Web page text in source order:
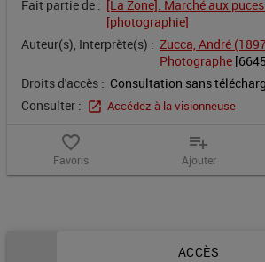
Fait partie de : [La Zone]. Marché aux
[photographie]
Auteur(s), Interprète(s) : Zucca, André
Photographe [6645
Droits d'accès : Consultation sans
Consulter :
Accédez à la visionneuse
favorite_border
Favoris
playlist_add
Ajouter
Contenu de la notice
ACCÈS